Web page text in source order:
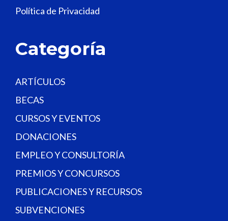
b
n
.
Política de Privacidad
Categoría
ARTÍCULOS
BECAS
CURSOS Y EVENTOS
DONACIONES
EMPLEO Y CONSULTORÍA
PREMIOS Y CONCURSOS
PUBLICACIONES Y RECURSOS
SUBVENCIONES